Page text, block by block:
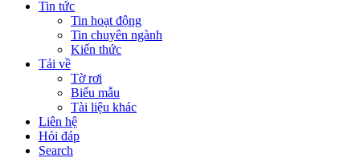
Tin tức
Tin hoạt động
Tin chuyên ngành
Kiến thức
Tải về
Tờ rơi
Biểu mẫu
Tài liệu khác
Liên hệ
Hỏi đáp
Search